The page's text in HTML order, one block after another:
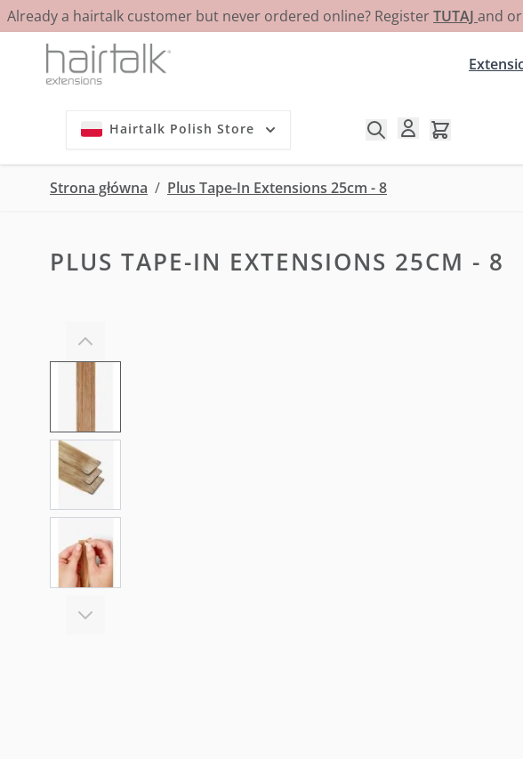
Already a hairtalk customer but never ordered online? RegisterTUTAJ and
Przejdź do treści
Hairtalk Polish Store
Strona główna / Plus Tape-In Extensions 25cm - 8
PLUS TAPE-IN EXTENSIONS 25CM - 8
View larger image